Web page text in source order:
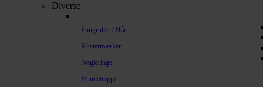
Diverse
Fnugruller / Hår
Klistermærker
Nøgleringe
Hundetrappe